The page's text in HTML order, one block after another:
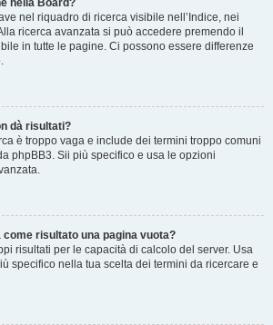
nella Board?
nel riquadro di ricerca visibile nell’Indice, nei
ricerca avanzata si può accedere premendo il
in tutte le pagine. Ci possono essere differenze
dà risultati?
è troppo vaga e include dei termini troppo comuni
phpBB3. Sii più specifico e usa le opzioni
risultato una pagina vuota?
risultati per le capacità di calcolo del server. Usa
specifico nella tua scelta dei termini da ricercare e